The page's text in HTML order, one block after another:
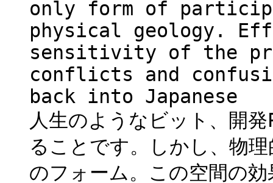
only form of
physical geology.
sensitivity of the
conflicts and
back into Japanese
人生のようなビット、開
ることです。しかし、物
のフォーム。この空間の